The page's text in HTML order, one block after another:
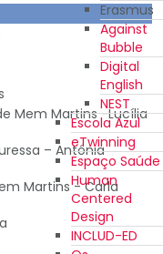
Erasmus
Against
Bubble
Digital
English
NEST
Escola Azul
eTwinning
Espaço Saúde
Human
Centered
Design
INCLUD-ED
Mem Martins -Lucília
– Antónia
Martins - Carla